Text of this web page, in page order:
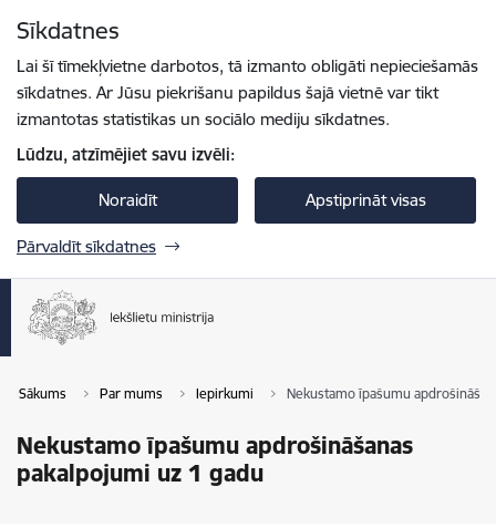
Sīkdatnes
Lai šī tīmekļvietne darbotos, tā izmanto obligāti nepieciešamās
sīkdatnes. Ar Jūsu piekrišanu papildus šajā vietnē var tikt
izmantotas statistikas un sociālo mediju sīkdatnes.
Lūdzu, atzīmējiet savu izvēli:
Noraidīt Apstiprināt visas
Pārvaldīt sīkdatnes
Sākums Par mums Iepirkumi Nekustamo īpašumu
Nekustamo īpašumu apdrošināšanas
pakalpojumi uz 1 gadu